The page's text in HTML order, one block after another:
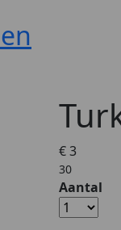
€ 3
30
Aantal